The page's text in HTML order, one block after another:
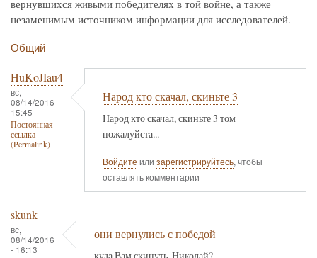
вернувшихся живыми победителях в той войне, а также
незаменимым источником информации для исследователей.
Общий
HuKoJIau4
вс,
08/14/2016 -
15:45
Постоянная
ссылка
(Permalink)
Народ кто скачал, скиньте 3
Народ кто скачал, скиньте 3 том
пожалуйста...
Войдите или зарегистрируйтесь, чтобы
оставлять комментарии
skunk
вс,
08/14/2016
- 16:13
они вернулись с победой